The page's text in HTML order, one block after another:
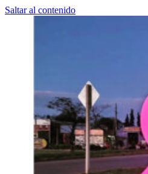
Saltar al contenido